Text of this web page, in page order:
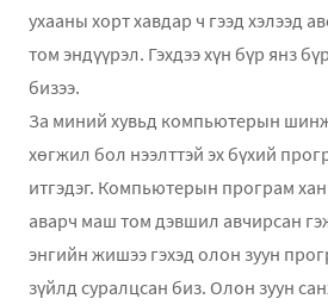
ухааны хорт хавдар ч гээд хэлээд
том эндүүрэл. Гэхдээ хүн бүр янз
бизээ.
За миний хувьд компьютерын
хөгжил бол нээлттэй эх бүхий
итгэдэг. Компьютерын програм
аварч маш том дэвшил авчирсан
энгийн жишээ гэхэд олон зуун
зүйлд суралцсан биз. Олон зуун